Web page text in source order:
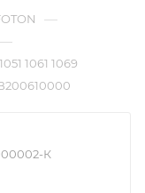
—
—
1061 1069
К